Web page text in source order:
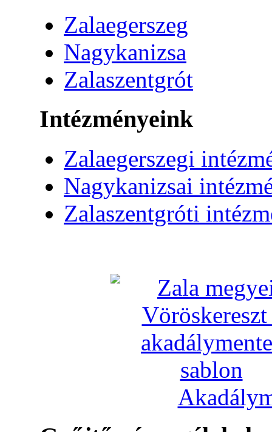
Zalaegerszeg
Nagykanizsa
Zalaszentgrót
Intézményeink
Zalaegerszegi
Nagykanizsai
Zalaszentgróti